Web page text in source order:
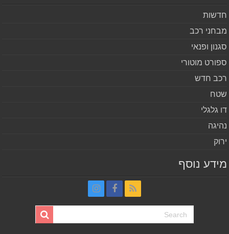
רכב
ופנאי
מוטורי
חדש
גלגלי
נוסף